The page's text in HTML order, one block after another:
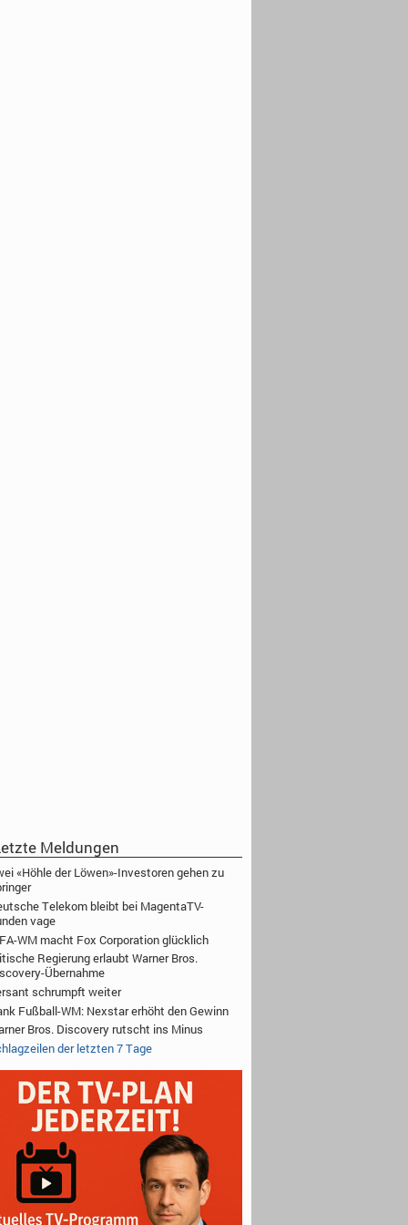
Meldungen
«Höhle der Löwen»-Investoren gehen zu
Telekom bleibt bei MagentaTV-
vage
WM macht Fox Corporation glücklich
Regierung erlaubt Warner Bros.
Übernahme
schrumpft weiter
Fußball-WM: Nexstar erhöht den Gewinn
Bros. Discovery rutscht ins Minus
der letzten 7 Tage